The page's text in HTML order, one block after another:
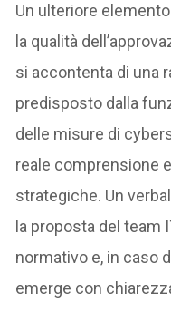
Un ulteriore
la qualità
si accontenta di una
predisposto dalla
delle misure di
reale comprensione
strategiche. Un
la proposta del
normativo e, in caso
emerge con